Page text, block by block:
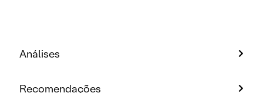
Análises
Recomendações